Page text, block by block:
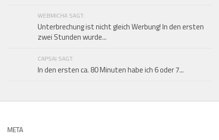
WEBMICHA SAGT:
Unterbrechung ist nicht gleich Werbung! In den ersten
zwei Stunden wurde...
CAPSAI SAGT:
In den ersten ca. 80 Minuten habe ich 6 oder 7...
META